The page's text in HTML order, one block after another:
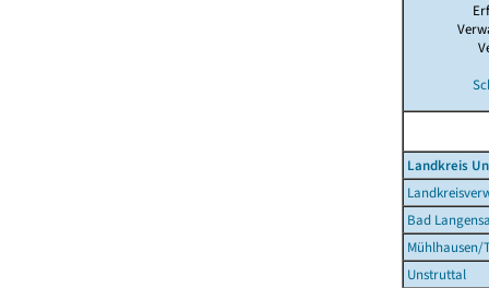
Landkreis
Bad
Mühlhausen/
Unstruttal